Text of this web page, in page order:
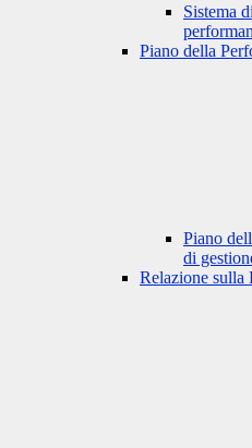
Sistema
Piano della
Piano
di
Relazione sulla